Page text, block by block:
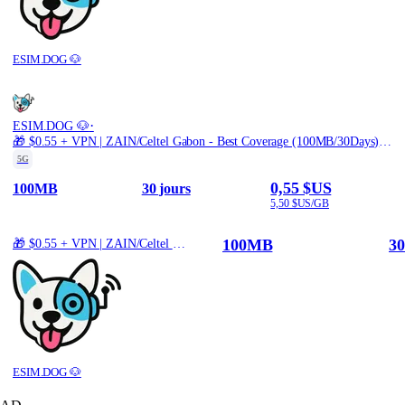
ESIM.DOG 🐶
ESIM.DOG 🐶·
5G
100MB 30 jours 0,55 $US
5,50 $US/GB
ESIM.DOG 🐶
100MB